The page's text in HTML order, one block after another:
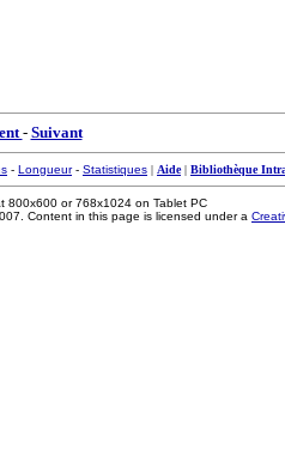
- Suivant
- Longueur- Statistiques | Aide| Bibliothèque
800x600 or 768x1024 on Tablet PC
Content in this page is licensed under a